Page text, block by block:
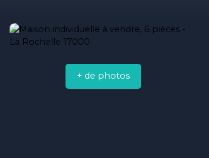
+ de photos